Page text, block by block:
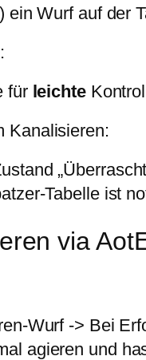
ein Wurf auf der
für leichte
Kanalisieren:
Tabelle ist
via
Wurf -> Bei
agieren und